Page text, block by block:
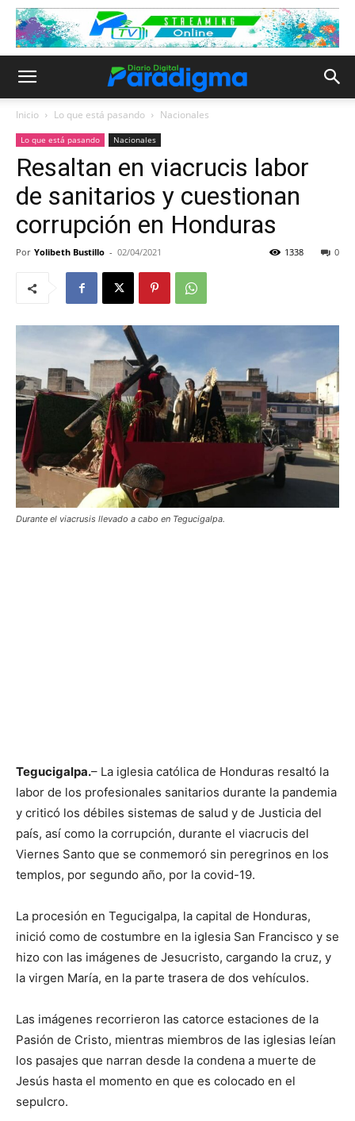
Inicio Lo que está pasando Nacionales
Lo que está pasando Nacionales
Resaltan en viacrucis labor
de sanitarios y cuestionan
corrupción en Honduras
Por Yolibeth Bustillo - 02/04/2021 0
1338
Durante el viacrusis llevado a cabo en Tegucigalpa.
Tegucigalpa.– La iglesia católica de Honduras resaltó la
labor de los profesionales sanitarios durante la pandemia
y criticó los débiles sistemas de salud y de Justicia del
país, así como la corrupción, durante el viacrucis del
Viernes Santo que se conmemoró sin peregrinos en los
templos, por segundo año, por la covid-19.
La procesión en Tegucigalpa, la capital de Honduras,
inició como de costumbre en la iglesia San Francisco y se
hizo con las imágenes de Jesucristo, cargando la cruz, y
la virgen María, en la parte trasera de dos vehículos.
Las imágenes recorrieron las catorce estaciones de la
Pasión de Cristo, mientras miembros de las iglesias leían
los pasajes que narran desde la condena a muerte de
Jesús hasta el momento en que es colocado en el
sepulcro.